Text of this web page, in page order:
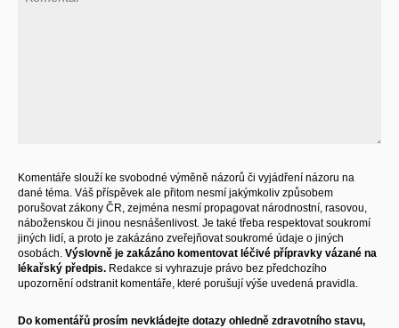
Komentáře slouží ke svobodné výměně názorů či vyjádření názoru na
dané téma. Váš příspěvek ale přitom nesmí jakýmkoliv způsobem
porušovat zákony ČR, zejména nesmí propagovat národnostní, rasovou,
náboženskou či jinou nesnášenlivost. Je také třeba respektovat soukromí
jiných lidí, a proto je zakázáno zveřejňovat soukromé údaje o jiných
osobách. Výslovně je zakázáno komentovat léčivé přípravky vázané na
lékařský předpis. Redakce si vyhrazuje právo bez předchozího
upozornění odstranit komentáře, které porušují výše uvedená pravidla.
Do komentářů prosím nevkládejte dotazy ohledně zdravotního stavu,